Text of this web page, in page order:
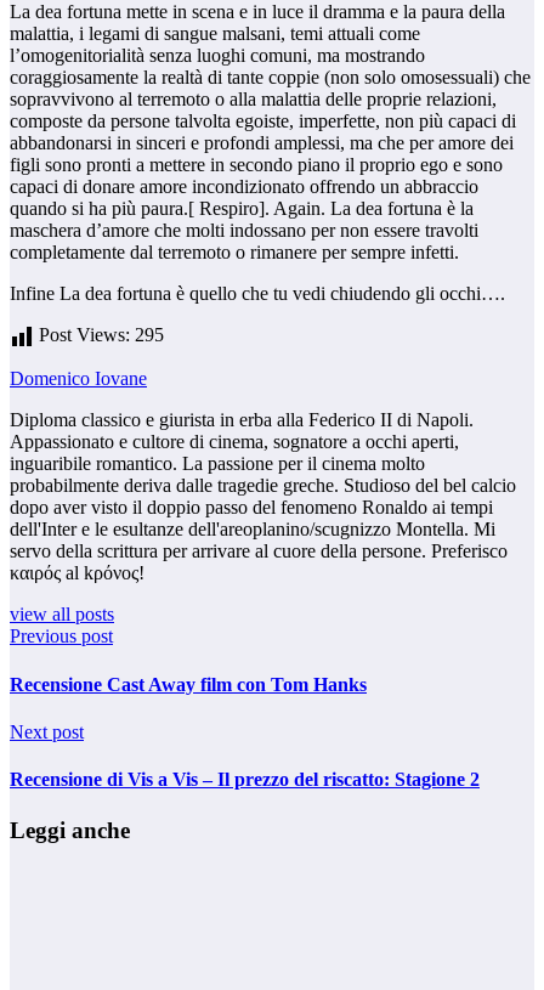
La dea fortuna mette in scena e in luce il dramma e la paura della
malattia, i legami di sangue malsani, temi attuali come
l’omogenitorialità senza luoghi comuni, ma mostrando
coraggiosamente la realtà di tante coppie (non solo omosessuali) che
sopravvivono al terremoto o alla malattia delle proprie relazioni,
composte da persone talvolta egoiste, imperfette, non più capaci di
abbandonarsi in sinceri e profondi amplessi, ma che per amore dei
figli sono pronti a mettere in secondo piano il proprio ego e sono
capaci di donare amore incondizionato offrendo un abbraccio
quando si ha più paura.[ Respiro]. Again. La dea fortuna è la
maschera d’amore che molti indossano per non essere travolti
completamente dal terremoto o rimanere per sempre infetti.
Infine La dea fortuna è quello che tu vedi chiudendo gli occhi….
Post Views: 295
Domenico Iovane
Diploma classico e giurista in erba alla Federico II di Napoli.
Appassionato e cultore di cinema, sognatore a occhi aperti,
inguaribile romantico. La passione per il cinema molto
probabilmente deriva dalle tragedie greche. Studioso del bel calcio
dopo aver visto il doppio passo del fenomeno Ronaldo ai tempi
dell'Inter e le esultanze dell'areoplanino/scugnizzo Montella. Mi
servo della scrittura per arrivare al cuore della persone. Preferisco
καιρός al kρόνος!
view all posts
Previous post
Recensione Cast Away film con Tom Hanks
Next post
Recensione di Vis a Vis – Il prezzo del riscatto: Stagione 2
Leggi anche